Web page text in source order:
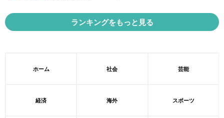
ランキングをもっと見る
ホーム 社会 芸能
経済 海外 スポーツ